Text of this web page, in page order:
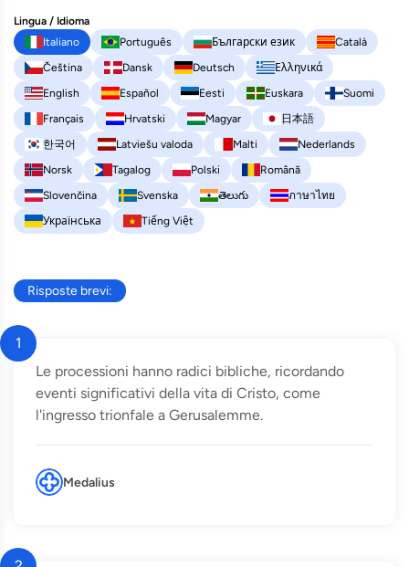
Lingua / Idioma
Italiano
Português Български език
Català
Čeština
Dansk Deutsch
Ελληνικά
English
Español Eesti Euskara
Suomi
Français
Hrvatski Magyar
日本語
한국어
Latviešu valoda Malti
Nederlands
Norsk
Tagalog Polski
Română
Slovenčina
Svenska తెలుగు
ภาษาไทย
Українська
Tiếng Việt
Risposte brevi:
1
Le processioni hanno radici bibliche, ricordando
eventi significativi della vita di Cristo, come
l'ingresso trionfale a Gerusalemme.
Medalius